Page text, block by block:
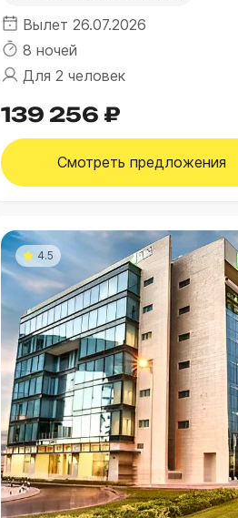
Вылет 26.07.2026
8 ночей
Для 2 человек
139 256 ₽
Смотретьпредложения
4.5